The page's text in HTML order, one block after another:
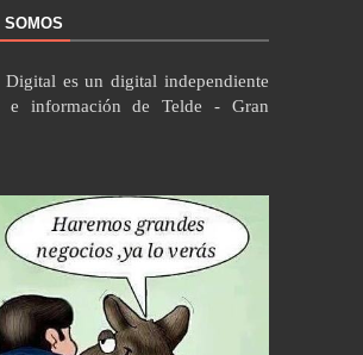
SOMOS
es un digital independiente
e información de Telde - Gran